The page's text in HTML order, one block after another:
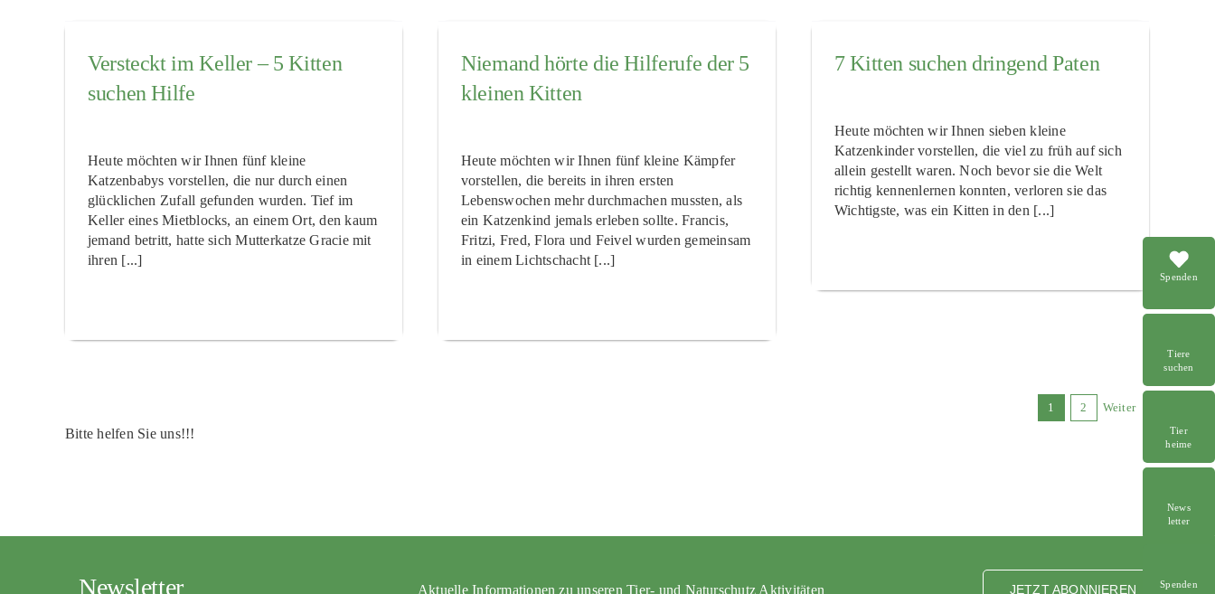
Spenden
Tiere
suchen
Tier
heime
News
letter
Spenden
Versteckt im Keller – 5 Kitten
suchen Hilfe
Heute möchten wir Ihnen fünf kleine
Katzenbabys vorstellen, die nur durch einen
glücklichen Zufall gefunden wurden. Tief im
Keller eines Mietblocks, an einem Ort, den kaum
jemand betritt, hatte sich Mutterkatze Gracie mit
ihren [...]
Niemand hörte die Hilferufe der 5
kleinen Kitten
Heute möchten wir Ihnen fünf kleine Kämpfer
vorstellen, die bereits in ihren ersten
Lebenswochen mehr durchmachen mussten, als
ein Katzenkind jemals erleben sollte. Francis,
Fritzi, Fred, Flora und Feivel wurden gemeinsam
in einem Lichtschacht [...]
7 Kitten suchen dringend Paten
Heute möchten wir Ihnen sieben kleine
Katzenkinder vorstellen, die viel zu früh auf sich
allein gestellt waren. Noch bevor sie die Welt
richtig kennenlernen konnten, verloren sie das
Wichtigste, was ein Kitten in den [...]
1 2 Weiter
Bitte helfen Sie uns!!!
Newsletter Aktuelle Informationen zu unseren Tier- und Naturschutz Aktivitäten JETZT ABONNIEREN